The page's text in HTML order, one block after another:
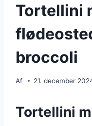
Tortellini
broccoli
Af 21. december
Tortellini